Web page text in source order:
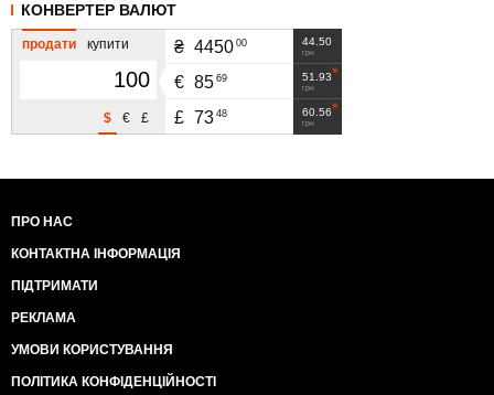
КОНВЕРТЕР ВАЛЮТ
продати купити
£
€
$
44.50
грн
₴ 4450 00
51.93
грн
€ 85 69
60.56
грн
£ 73 48
ПРО НАС
КОНТАКТНА ІНФОРМАЦІЯ
ПІДТРИМАТИ
РЕКЛАМА
УМОВИ КОРИСТУВАННЯ
ПОЛІТИКА КОНФІДЕНЦІЙНОСТІ